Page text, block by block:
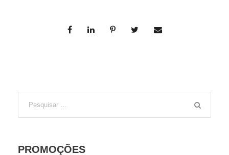
PROMOÇÕES